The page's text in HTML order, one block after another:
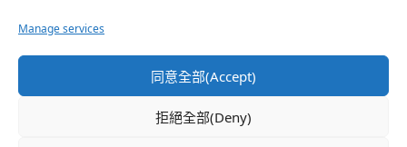
Manage services
同意全部(Accept)
拒絕全部(Deny)
第…
於『白領羽球部』